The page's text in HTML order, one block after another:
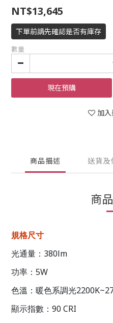
NT$13,645
下單前請先確認是否有庫存
數量
現在預購
加
商品描述 送貨及
商
規格尺寸
光通量： 380lm
功率： 5W
色溫：暖色系調光
顯示指數： 90 CRI